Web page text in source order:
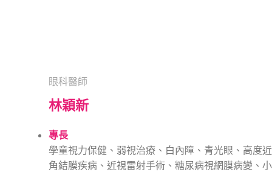
眼科醫師
林穎新
專長
學童視力保健、弱視治療、白內障、青光眼、高度
角結膜疾病、近視雷射手術、糖尿病視網膜病變、